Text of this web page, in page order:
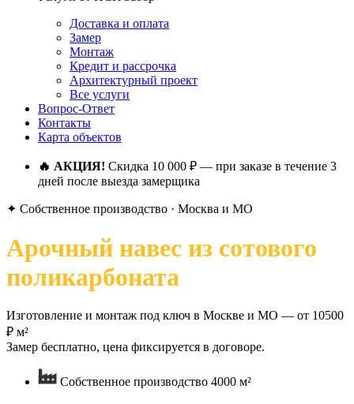
Доставка и оплата
Замер
Монтаж
Кредит и рассрочка
Архитектурный проект
Все услуги
Вопрос-Ответ
Контакты
Карта объектов
🔥 АКЦИЯ! Скидка 10 000 ₽ — при заказе в течение 3
дней после выезда замерщика
✦ Собственное производство · Москва и МО
Арочный навес из сотового
поликарбоната
Изготовление и монтаж под ключ в Москве и МО — от 10500
₽ м²
Замер бесплатно, цена фиксируется в договоре.
Собственное производство 4000 м²